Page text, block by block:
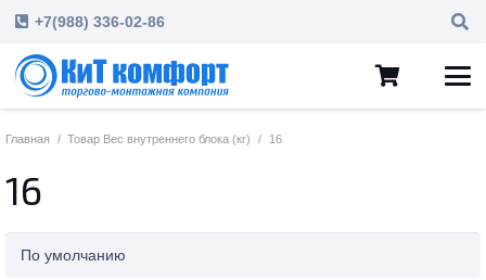
+7(988) 336-02-86
Главная / Товар Вес внутреннего блока (кг) / 16
16